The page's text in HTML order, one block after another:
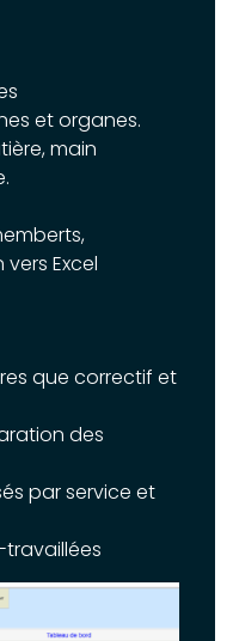
et organes.
main
Excel
que correctif et
des
par service et